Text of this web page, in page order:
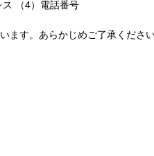
ス （4）電話番号
ます。あらかじめご了承ください